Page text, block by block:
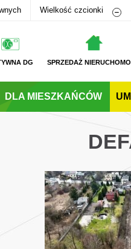
Wielkość czcionki
DG SPRZEDAŻ
DLA MIESZKAŃCÓW